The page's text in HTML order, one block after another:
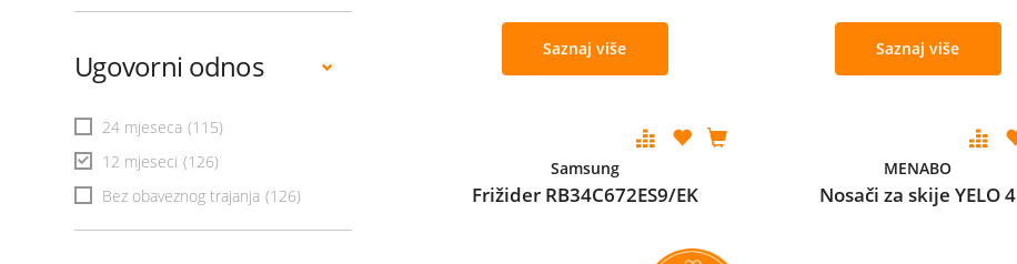
Ugovorni odnos
24 mjeseca (115)
12 mjeseci (126)
Bez obaveznog trajanja (126)
Saznaj više Saznaj više
Samsung
Frižider RB34C672ES9/EK
MENABO
Nosači za skije YELO 4